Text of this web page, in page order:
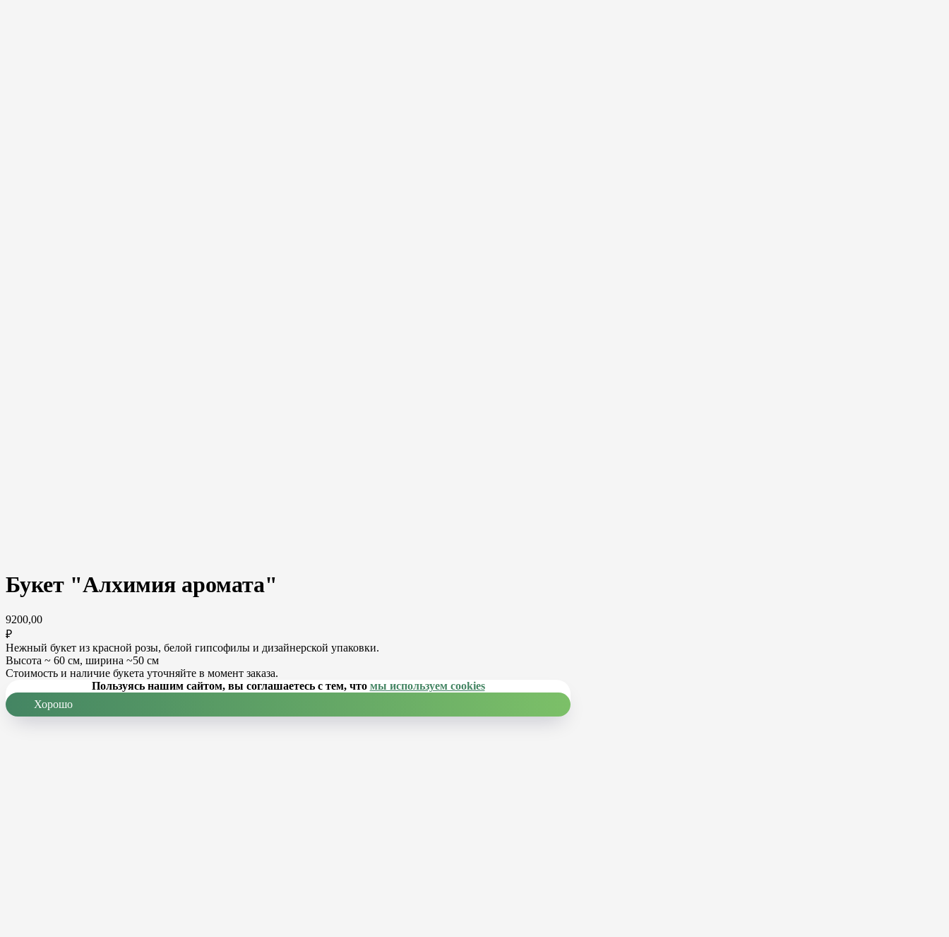
Букет "Алхимия аромата"
9200,00
₽
Нежный букет из красной розы, белой гипсофилы и дизайнерской упаковки.
Высота ~ 60 см, ширина ~50 см
Стоимость и наличие букета уточняйте в момент заказа.
Пользуясь нашим сайтом, вы соглашаетесь с тем, что мы используем cookies
Хорошо